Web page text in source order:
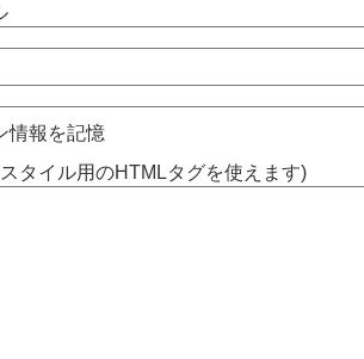
情報を記憶
タイル用のHTMLタグを使えます)